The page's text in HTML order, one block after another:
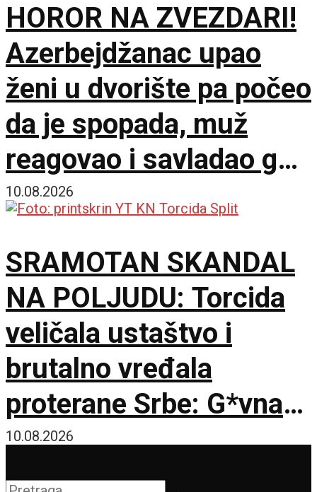
nož
HOROR NA ZVEZDARI!
Azerbejdžanac upao
ženi u dvorište pa počeo
da je spopada, muž
reagovao i savladao ga
do dolaska policije
10.08.2026
SRAMOTAN SKANDAL
NA POLJUDU: Torcida
veličala ustaštvo i
brutalno vređala
proterane Srbe: G*vna
su isplivala na
traktorima u Šidu
10.08.2026